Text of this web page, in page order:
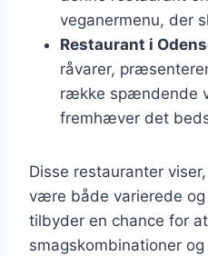
veganermenu, der
Restaurant i
råvarer,
række spændende
fremhæver det
Disse restauranter
være både varierede
tilbyder en chance for
smagskombinationer